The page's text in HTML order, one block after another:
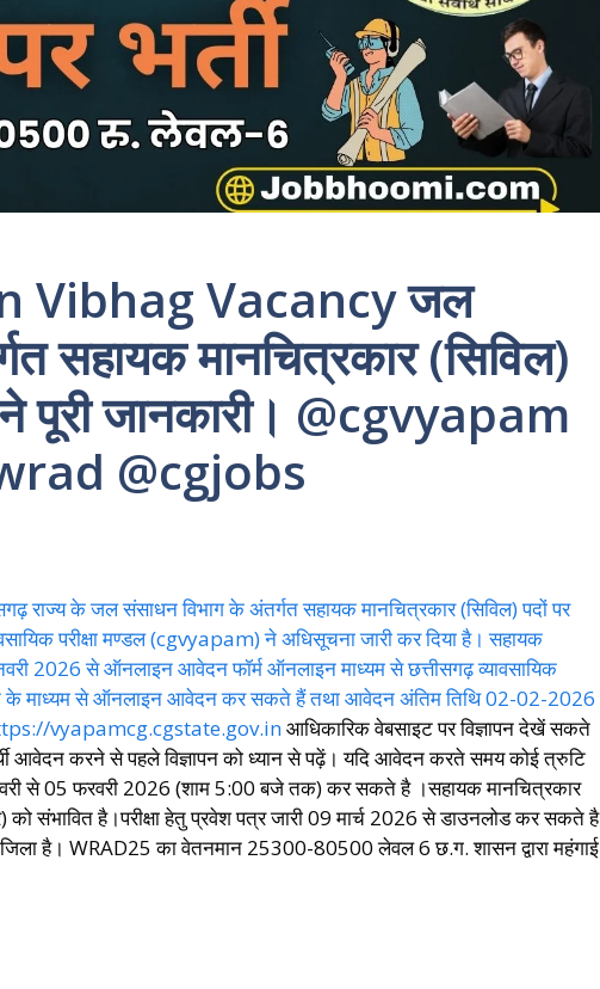
Vibhag Vacancy जल
सहायक मानचित्रकार (सिविल)
जानकारी। @cgvyapam
@cgjobs
राज्य के जल संसाधन विभाग के अंतर्गत सहायक मानचित्रकार (सिविल) पदों पर
परीक्षा मण्डल (cgvyapam) ने अधिसूचना जारी कर दिया है। सहायक
2026 से ऑनलाइन आवेदन फॉर्म ऑनलाइन माध्यम से छत्तीसगढ़ व्यावसायिक
के माध्यम से ऑनलाइन आवेदन कर सकते हैं तथा आवेदन अंतिम तिथि 02-02-2026
vyapamcg.cgstate.gov.inआधिकारिक वेबसाइट पर विज्ञापन देखें सकते
आवेदन करने से पहले विज्ञापन को ध्यान से पढ़ें। यदि आवेदन करते समय कोई त्रुटि
से 05 फरवरी 2026 (शाम 5:00 बजे तक) कर सकते है ।सहायक मानचित्रकार
को संभावित है।परीक्षा हेतु प्रवेश पत्र जारी 09 मार्च 2026 से डाउनलोड कर सकते है
जिला है। WRAD25 का वेतनमान 25300-80500 लेवल 6 छ.ग. शासन द्वारा महंगाई